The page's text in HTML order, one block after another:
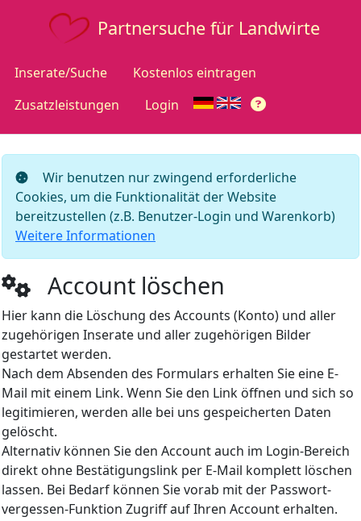
Partnersuche für Landwirte
Inserate/Suche
Kostenlos eintragen
Zusatzleistungen
Login
Wir benutzen nur zwingend erforderliche
Cookies, um die Funktionalität der Website
bereitzustellen (z.B. Benutzer-Login und Warenkorb)
Weitere Informationen
Account löschen
Hier kann die Löschung des Accounts (Konto) und aller
zugehörigen Inserate und aller zugehörigen Bilder
gestartet werden.
Nach dem Absenden des Formulars erhalten Sie eine E-
Mail mit einem Link. Wenn Sie den Link öffnen und sich so
legitimieren, werden alle bei uns gespeicherten Daten
gelöscht.
Alternativ können Sie den Account auch im Login-Bereich
direkt ohne Bestätigungslink per E-Mail komplett löschen
lassen. Bei Bedarf können Sie vorab mit der Passwort-
vergessen-Funktion Zugriff auf Ihren Account erhalten.